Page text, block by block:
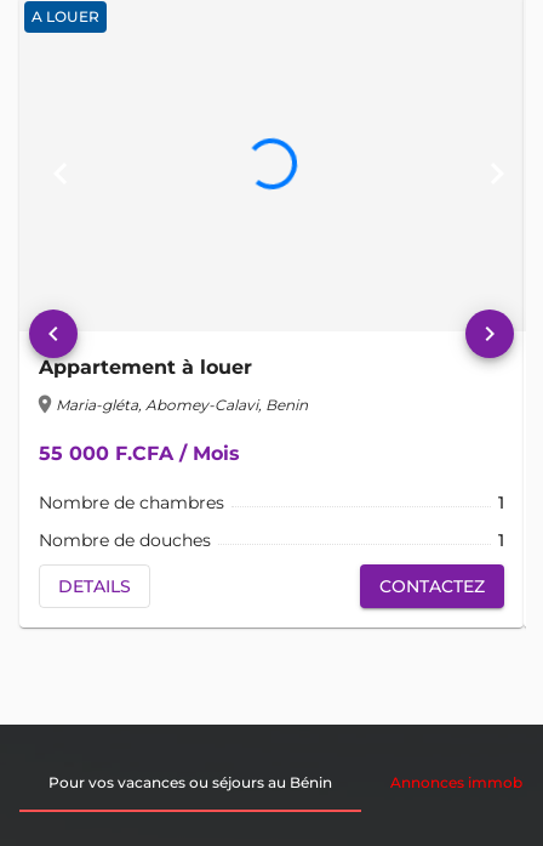
A LOUER
Appartement à louer
location_on Maria-gléta, Abomey-Calavi, Benin
55 000 F.CFA / Mois
Nombre de chambres
1
Nombre de douches
1
DETAILS CONTACTEZ
keyboard_arrow_left keyboard_arrow_right
Pour vos vacances ou séjours au Bénin Annonces